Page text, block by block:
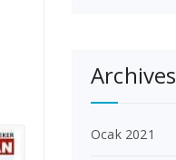
Archives
Ocak 2021